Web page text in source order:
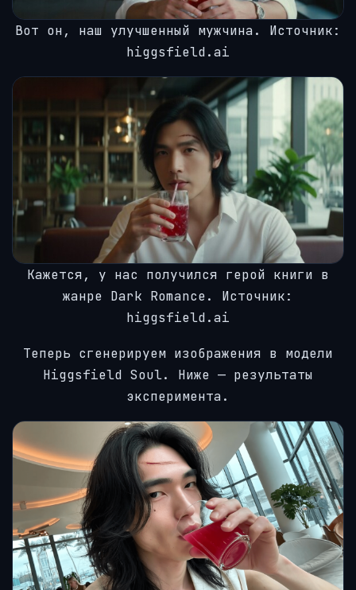
Вот он, наш улучшенный мужчина. Источник:
higgsfield.ai
Кажется, у нас получился герой книги в
жанре Dark Romance. Источник:
higgsfield.ai
Теперь сгенерируем изображения в модели
Higgsfield Soul. Ниже — результаты
эксперимента.